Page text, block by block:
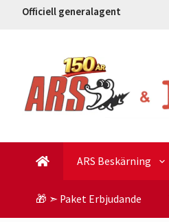
Officiell generalagent
ARS Beskärning
🎁 ➣ Paket Erbjudande